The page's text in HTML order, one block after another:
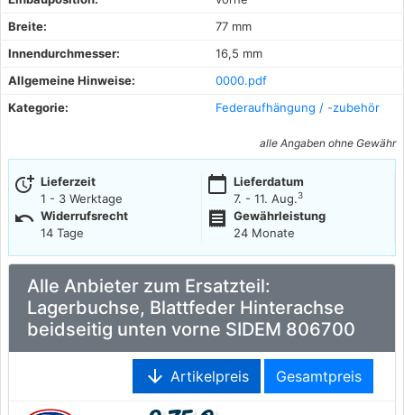
Breite:
77 mm
Innendurchmesser:
16,5 mm
Allgemeine Hinweise:
0000.pdf
Kategorie:
Federaufhängung / -zubehör
alle Angaben ohne Gewähr
more_time Lieferzeit
1 - 3 Werktage
calendar_today Lieferdatum
7. - 11. Aug.3
undo Widerrufsrecht
14 Tage
receipt
Gewährleistung
24 Monate
Alle Anbieter zum Ersatzteil:
Lagerbuchse, Blattfeder Hinterachse
beidseitig unten vorne SIDEM 806700
arrow_downward Artikelpreis Gesamtpreis